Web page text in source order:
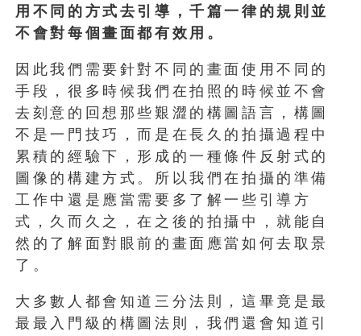
用不同的方式去引導，千篇一律的規則並
不會對每個畫面都有效用。
因此我們需要針對不同的畫面使用不同的
手段，很多時候我們在拍照的時候並不會
去刻意的回想那些艱澀的構圖語言，構圖
不是一門技巧，而是在長久的拍攝過程中
累積的經驗下，形成的一種條件反射式的
圖像的構建方式。所以我們在拍攝的準備
工作中還是應當需要多了解一些引導方
式，久而久之，在之後的拍攝中，就能自
然的了解面對眼前的畫面應當如何去取景
了。
大多數人都會知道三分法則，這畢竟是最
最最入門級的構圖法則，我們還會知道引